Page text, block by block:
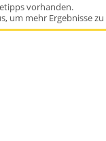
vorhanden.
um mehr Ergebnisse